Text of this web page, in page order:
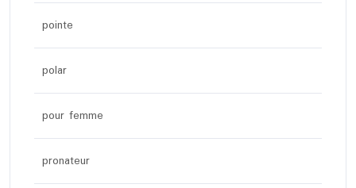
pointe
polar
pour femme
pronateur